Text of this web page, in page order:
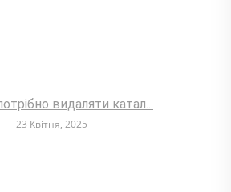
видаляти катал...
23 Квітня, 2025